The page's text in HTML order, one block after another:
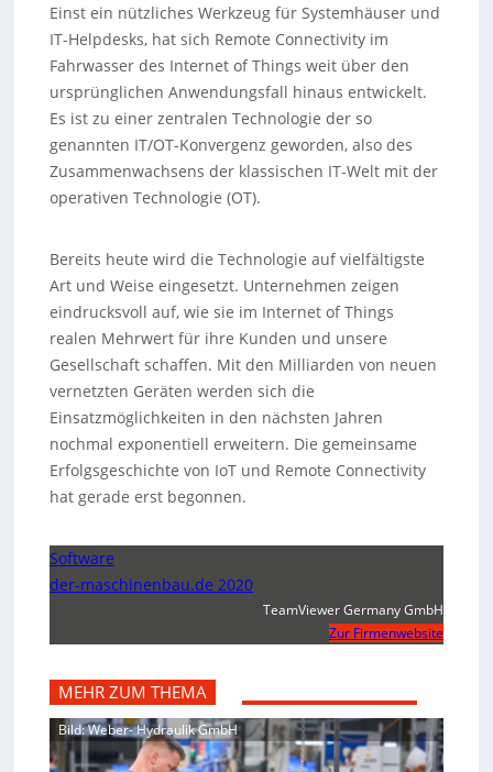
Einst ein nützliches Werkzeug für Systemhäuser und
IT-Helpdesks, hat sich Remote Connectivity im
Fahrwasser des Internet of Things weit über den
ursprünglichen Anwendungsfall hinaus entwickelt.
Es ist zu einer zentralen Technologie der so
genannten IT/OT-Konvergenz geworden, also des
Zusammenwachsens der klassischen IT-Welt mit der
operativen Technologie (OT).
Bereits heute wird die Technologie auf vielfältigste
Art und Weise eingesetzt. Unternehmen zeigen
eindrucksvoll auf, wie sie im Internet of Things
realen Mehrwert für ihre Kunden und unsere
Gesellschaft schaffen. Mit den Milliarden von neuen
vernetzten Geräten werden sich die
Einsatzmöglichkeiten in den nächsten Jahren
nochmal exponentiell erweitern. Die gemeinsame
Erfolgsgeschichte von IoT und Remote Connectivity
hat gerade erst begonnen.
Software
der-maschinenbau.de 2020
TeamViewer Germany GmbH
Zur Firmenwebsite
MEHR ZUM THEMA
Bild: Weber- Hydraulik GmbH